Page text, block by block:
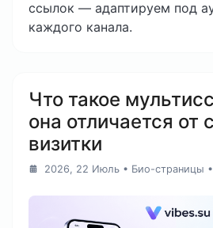
ссылок — адаптируем под
каждого канала.
Что такое
она отличается от
визитки
2026, 22 Июль • Био-страницы